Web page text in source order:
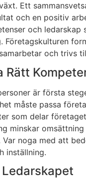
Ett
och en positiv
och ledarskap
Företagskulturen
och trivs
Rätt
är första
måste passa
som delar
minskar
noga med att
inställning.